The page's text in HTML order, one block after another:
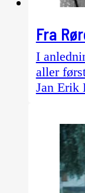
Fra
I
aller
Jan Erik